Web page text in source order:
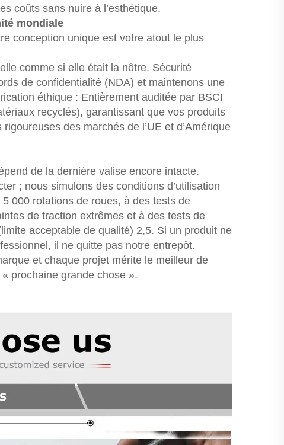
coûts sans nuire à l’esthétique.
mondiale
conception unique est votre atout le plus
comme si elle était la nôtre. Sécurité
de confidentialité (NDA) et maintenons une
éthique : Entièrement auditée par BSCI
recyclés), garantissant que vos produits
des marchés de l’UE et d’Amérique
de la dernière valise encore intacte.
; nous simulons des conditions d’utilisation
000 rotations de roues, à des tests de
de traction extrêmes et à des tests de
acceptable de qualité) 2,5. Si un produit ne
il ne quitte pas notre entrepôt.
et chaque projet mérite le meilleur de
prochaine grande chose ».